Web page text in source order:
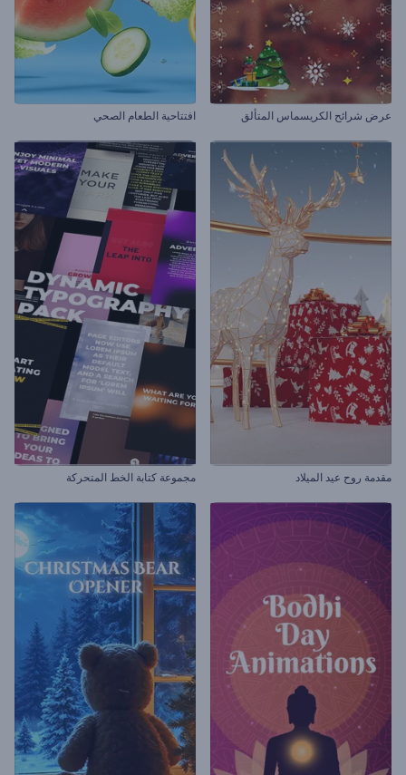
عرض شرائح الكريسماس المتألق افتتاحية الطعام الصحي
مقدمة روح عيد الميلاد مجموعة كتابة الخط المتحركة